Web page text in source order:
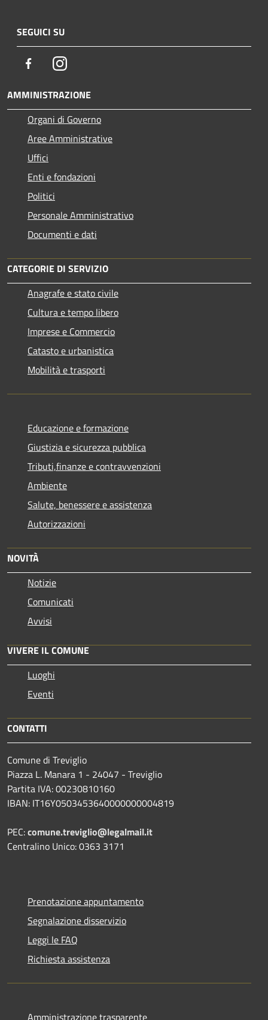
SEGUICI SU
FacebookInstagram
AMMINISTRAZIONE
Organi di Governo
Aree Amministrative
Uffici
Enti e fondazioni
Politici
Personale Amministrativo
Documenti e dati
CATEGORIE DI SERVIZIO
Anagrafe e stato civile
Cultura e tempo libero
Imprese e Commercio
Catasto e urbanistica
Mobilità e trasporti
Educazione e formazione
Giustizia e sicurezza pubblica
Tributi,finanze e contravvenzioni
Ambiente
Salute, benessere e assistenza
Autorizzazioni
NOVITÀ
Notizie
Comunicati
Avvisi
VIVERE IL COMUNE
Luoghi
Eventi
CONTATTI
Comune di Treviglio
Piazza L. Manara 1 - 24047 - Treviglio
Partita IVA: 00230810160
IBAN: IT16Y0503453640000000004819
PEC:comune.treviglio@legalmail.it
Centralino Unico: 0363 3171
Prenotazione appuntamento
Segnalazione disservizio
Leggi le FAQ
Richiesta assistenza
Amministrazione trasparente